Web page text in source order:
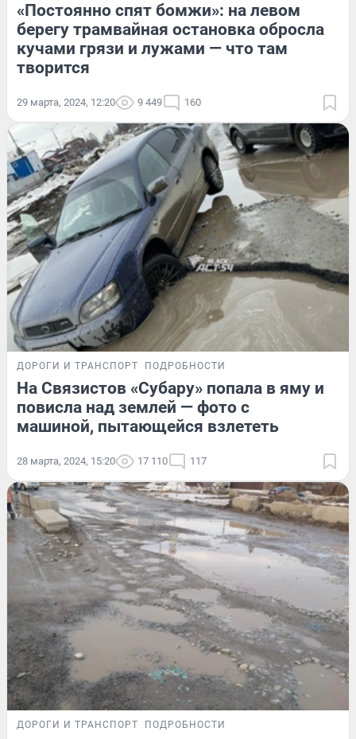
«Постоянно спят бомжи»: на левом
берегу трамвайная остановка обросла
кучами грязи и лужами — что там
творится
29 марта, 2024, 12:20 9 449 160
ДОРОГИ И ТРАНСПОРТ ПОДРОБНОСТИ
На Связистов «Субару» попала в яму и
повисла над землей — фото с
машиной, пытающейся взлететь
28 марта, 2024, 15:20 17 110 117
ДОРОГИ И ТРАНСПОРТ ПОДРОБНОСТИ